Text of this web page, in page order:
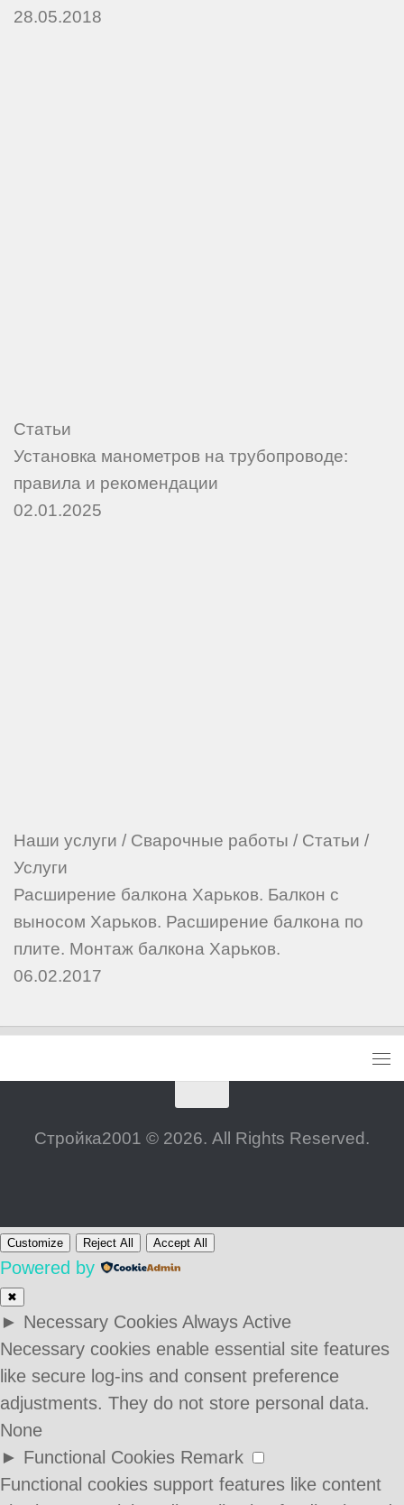
28.05.2018
Статьи
Установка манометров на трубопроводе:
правила и рекомендации
02.01.2025
Наши услуги / Сварочные работы / Статьи /
Услуги
Расширение балкона Харьков. Балкон с
выносом Харьков. Расширение балкона по
плите. Монтаж балкона Харьков.
06.02.2017
Стройка2001 © 2026. All Rights Reserved.
Customize Reject All Accept All
Powered by
✖
► Necessary Cookies Always Active
Necessary cookies enable essential site features
like secure log-ins and consent preference
adjustments. They do not store personal data.
None
► Functional Cookies Remark
Functional cookies support features like content